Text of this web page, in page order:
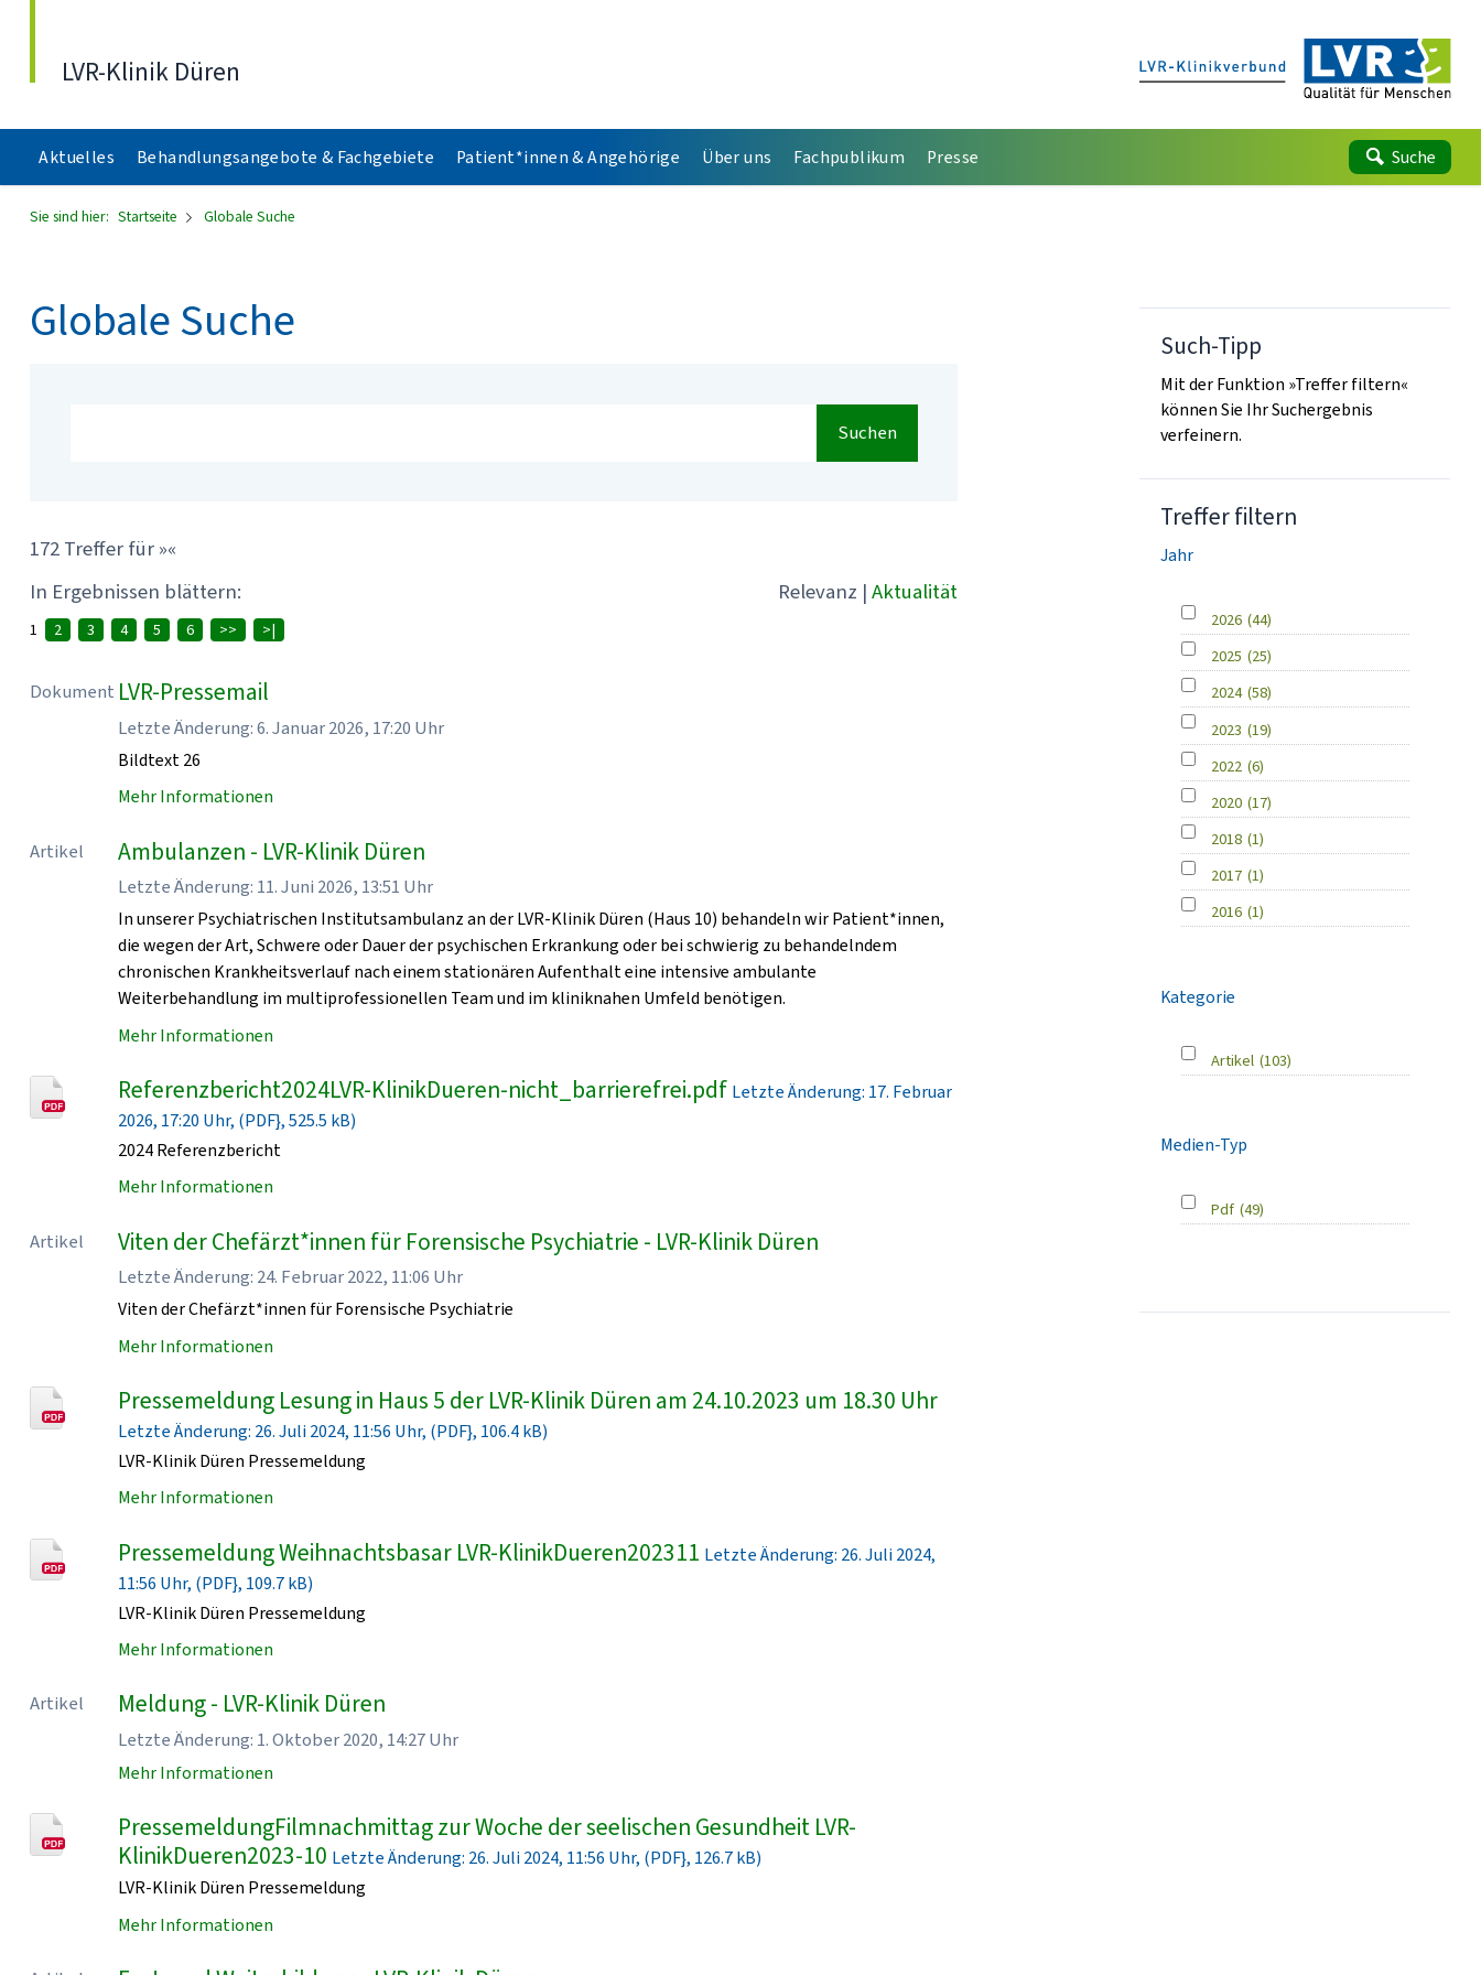
LVR-Klinik Düren
Aktuelles Behandlungsangebote & Fachgebiete Patient*innen & Angehörige Über uns Fachpublikum Presse Suche
Sie sind hier: Startseite Globale Suche
Globale Suche
Suchen
172 Treffer für »«
In Ergebnissen blättern:
Relevanz | Aktualität
1 2 3 4 5 6 >> >|
Dokument LVR-Pressemail
Letzte Änderung: 6. Januar 2026, 17:20 Uhr
Bildtext 26
Mehr Informationen
Artikel Ambulanzen - LVR-Klinik Düren
Letzte Änderung: 11. Juni 2026, 13:51 Uhr
In unserer Psychiatrischen Institutsambulanz an der LVR-Klinik Düren (Haus 10) behandeln wir Patient*innen,
die wegen der Art, Schwere oder Dauer der psychischen Erkrankung oder bei schwierig zu behandelndem
chronischen Krankheitsverlauf nach einem stationären Aufenthalt eine intensive ambulante
Weiterbehandlung im multiprofessionellen Team und im kliniknahen Umfeld benötigen.
Mehr Informationen
Referenzbericht2024LVR-KlinikDueren-nicht_barrierefrei.pdf Letzte Änderung: 17. Februar
2026, 17:20 Uhr, (PDF}, 525.5 kB)
2024 Referenzbericht
Mehr Informationen
Artikel Viten der Chefärzt*innen für Forensische Psychiatrie - LVR-Klinik Düren
Letzte Änderung: 24. Februar 2022, 11:06 Uhr
Viten der Chefärzt*innen für Forensische Psychiatrie
Mehr Informationen
Pressemeldung Lesung in Haus 5 der LVR-Klinik Düren am 24.10.2023 um 18.30 Uhr
Letzte Änderung: 26. Juli 2024, 11:56 Uhr, (PDF}, 106.4 kB)
LVR-Klinik Düren Pressemeldung
Mehr Informationen
Pressemeldung Weihnachtsbasar LVR-KlinikDueren202311 Letzte Änderung: 26. Juli 2024,
11:56 Uhr, (PDF}, 109.7 kB)
LVR-Klinik Düren Pressemeldung
Mehr Informationen
Artikel Meldung - LVR-Klinik Düren
Letzte Änderung: 1. Oktober 2020, 14:27 Uhr
Mehr Informationen
PressemeldungFilmnachmittag zur Woche der seelischen Gesundheit LVR-
KlinikDueren2023-10 Letzte Änderung: 26. Juli 2024, 11:56 Uhr, (PDF}, 126.7 kB)
LVR-Klinik Düren Pressemeldung
Mehr Informationen
Such-Tipp
Mit der Funktion »Treffer filtern«
können Sie Ihr Suchergebnis
verfeinern.
Treffer filtern
Jahr
2026 (44)
2025 (25)
2024 (58)
2023 (19)
2022 (6)
2020 (17)
2018 (1)
2017 (1)
2016 (1)
Kategorie
Artikel (103)
Medien-Typ
Pdf (49)